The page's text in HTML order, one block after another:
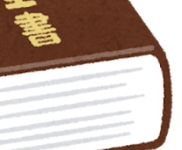
た
資
格